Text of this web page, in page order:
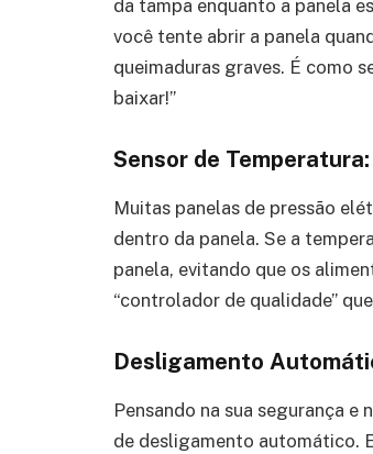
da tampa enquanto a panela
você tente abrir a panela
queimaduras graves. É como
baixar!”
Sensor de Temperatura:
Muitas panelas de pressão
dentro da panela. Se a
panela, evitando que os
“controlador de qualidade”
Desligamento
Pensando na sua segurança
de desligamento automático.